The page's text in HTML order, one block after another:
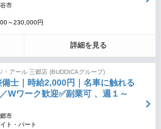
市
～230,000円
詳細を見る
・アール 三郷店 (BUDDICAグループ)
士｜時給2,000円｜名車に触れる
Wワーク歓迎✅副業可 、週１～
市
ト・パート